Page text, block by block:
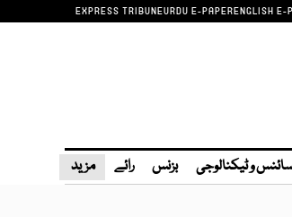
EXPRESS TRIBUNEURDU E-PAPERENGLISH E-
سائنس و ٹیکنالوجی بزنس رائے مزید